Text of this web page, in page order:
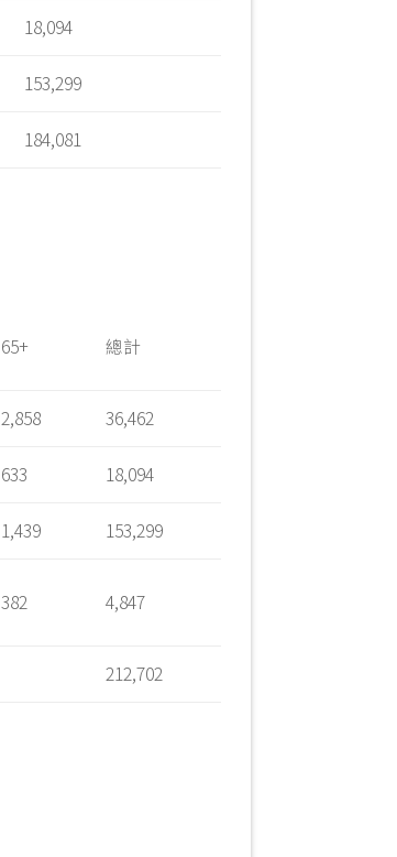
18,094
153,299
184,081
65+ 總計
2,858 36,462
633 18,094
1,439 153,299
382 4,847
212,702